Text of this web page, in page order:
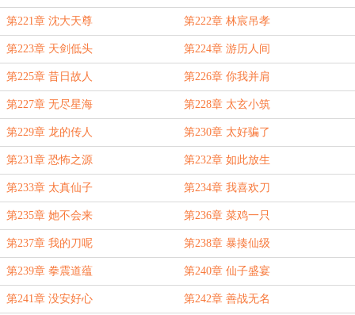
第221章 沈大天尊 第222章 林宸吊孝
第223章 天剑低头 第224章 游历人间
第225章 昔日故人 第226章 你我并肩
第227章 无尽星海 第228章 太玄小筑
第229章 龙的传人 第230章 太好骗了
第231章 恐怖之源 第232章 如此放生
第233章 太真仙子 第234章 我喜欢刀
第235章 她不会来 第236章 菜鸡一只
第237章 我的刀呢 第238章 暴揍仙级
第239章 拳震道蕴 第240章 仙子盛宴
第241章 没安好心 第242章 善战无名